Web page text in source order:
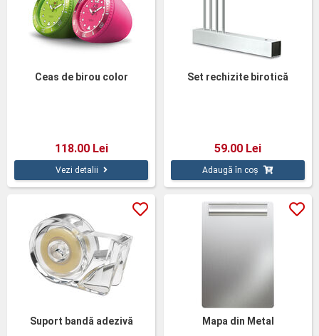
Ceas de birou color
118.00 Lei
Vezi detalii
Set rechizite birotică
59.00 Lei
Adaugă în coș
Suport bandă adezivă Mapa din Metal